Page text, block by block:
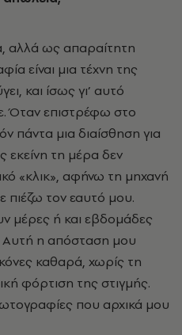
αλλά ως απαραίτητη
είναι μια τέχνη της
και ίσως γι’ αυτό
Όταν επιστρέφω στο
πάντα μια διαίσθηση για
εκείνη τη μέρα δεν
«κλικ», αφήνω τη μηχανή
πιέζω τον εαυτό μου.
μέρες ή και εβδομάδες
Αυτή η απόσταση μου
καθαρά, χωρίς τη
φόρτιση της στιγμής.
που αρχικά μου